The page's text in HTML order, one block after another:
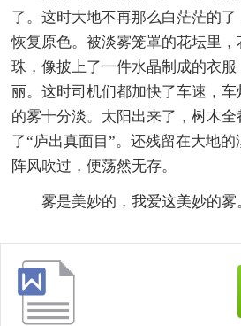
了。这时大地不再那么白茫茫的
恢复原色。被淡雾笼罩的花坛里
珠，像披上了一件水晶制成的衣
丽。这时司机们都加快了车速，
的雾十分淡。太阳出来了，树木
了“庐出真面目”。还残留在大地
阵风吹过，便荡然无存。
雾是美妙的，我爱这美妙的雾